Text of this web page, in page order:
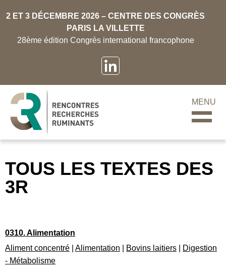
2 ET 3 DÉCEMBRE 2026 – CENTRE DES CONGRÈS
PARIS LA VILLETTE
28ème édition Congrès international francophone
MENU
TOUS LES TEXTES DES
3R
0310. Alimentation
Aliment concentré
Alimentation Bovins laitiers
Digestion
- Métabolisme